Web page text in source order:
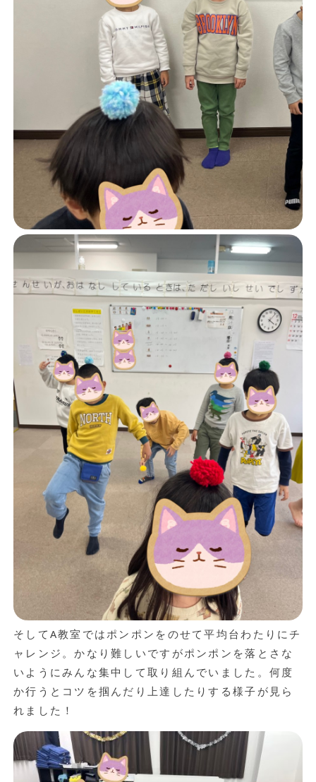
そしてA教室ではポンポンをのせて平均台わたりにチ
ャレンジ。かなり難しいですがポンポンを落とさな
いようにみんな集中して取り組んでいました。何度
か行うとコツを掴んだり上達したりする様子が見ら
れました！